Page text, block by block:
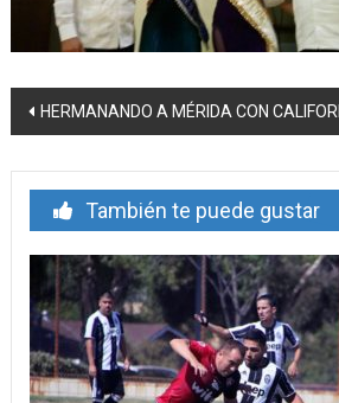
Navegación
entrada
HERMANANDO A MÉRIDA CON
También te puede gustar